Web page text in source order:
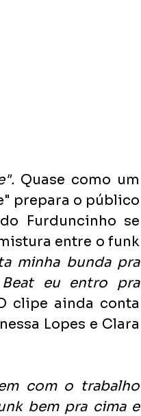
Quase como um
prepara o público
Furduncinho se
entre o funk
minha bunda pra
eu entro pra
clipe ainda conta
Lopes e Clara
com o trabalho
bem pra cima e